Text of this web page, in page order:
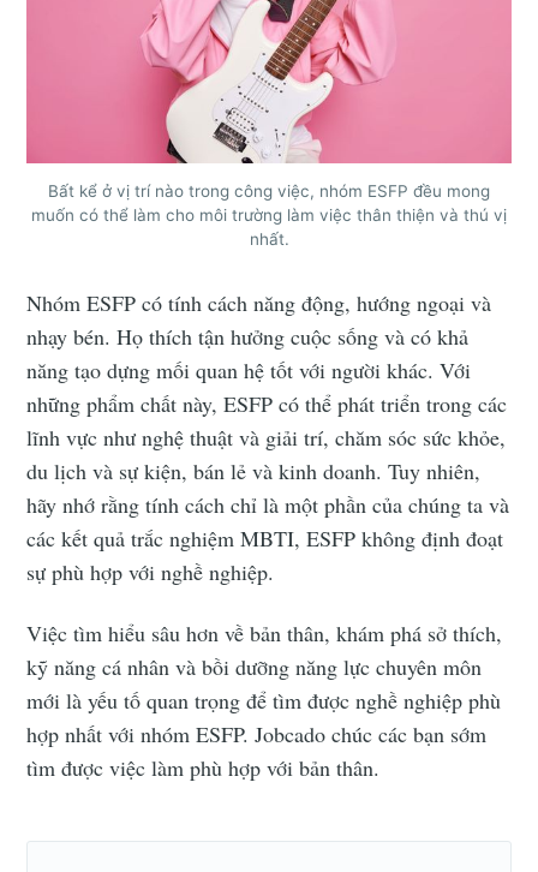
Bất kể ở vị trí nào trong công việc, nhóm ESFP đều mong
muốn có thể làm cho môi trường làm việc thân thiện và thú vị
nhất.
Nhóm ESFP có tính cách năng động, hướng ngoại và
nhạy bén. Họ thích tận hưởng cuộc sống và có khả
năng tạo dựng mối quan hệ tốt với người khác. Với
những phẩm chất này, ESFP có thể phát triển trong các
lĩnh vực như nghệ thuật và giải trí, chăm sóc sức khỏe,
du lịch và sự kiện, bán lẻ và kinh doanh. Tuy nhiên,
hãy nhớ rằng tính cách chỉ là một phần của chúng ta và
các kết quả trắc nghiệm MBTI, ESFP không định đoạt
sự phù hợp với nghề nghiệp.
Việc tìm hiểu sâu hơn về bản thân, khám phá sở thích,
kỹ năng cá nhân và bồi dưỡng năng lực chuyên môn
mới là yếu tố quan trọng để tìm được nghề nghiệp phù
hợp nhất với nhóm ESFP. Jobcado chúc các bạn sớm
tìm được việc làm phù hợp với bản thân.